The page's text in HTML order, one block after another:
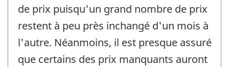
de prix puisqu'un grand nombre de prix
restent à peu près inchangé d'un mois à
l'autre. Néanmoins, il est presque assuré
que certains des prix manquants auront